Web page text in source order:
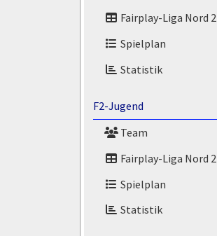
Fairplay-Liga Nord 2
Spielplan
Statistik
F2-Jugend
Team
Fairplay-Liga Nord 2
Spielplan
Statistik